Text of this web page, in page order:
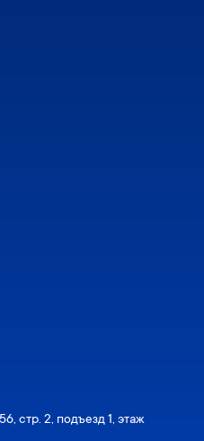
стр. 2, подъезд 1, этаж